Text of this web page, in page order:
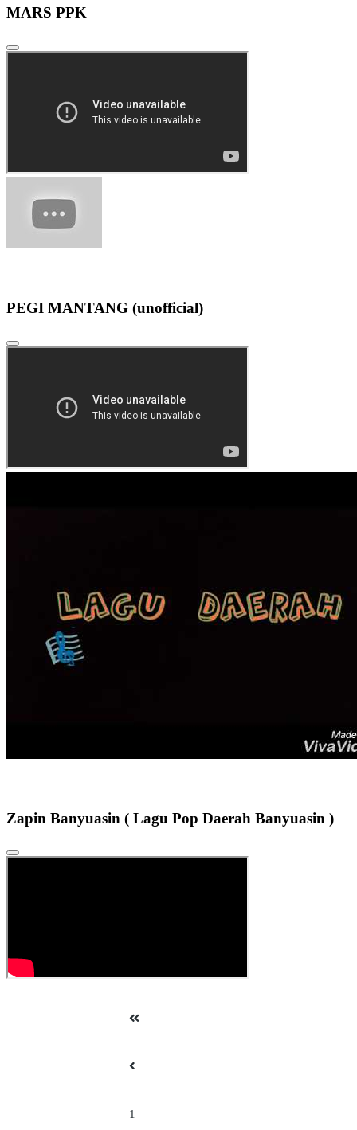
MARS PPK
PEGI MANTANG (unofficial)
Zapin Banyuasin ( Lagu Pop Daerah Banyuasin )
1